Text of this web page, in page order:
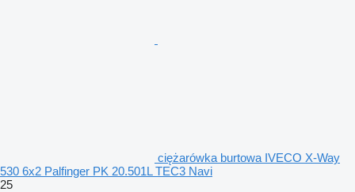
ciężarówka burtowa IVECO X-Way
530 6x2 Palfinger PK 20.501L TEC3 Navi
25